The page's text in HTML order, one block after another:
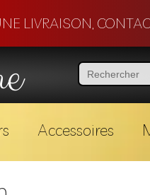
LIVRAISON,
Accessoires